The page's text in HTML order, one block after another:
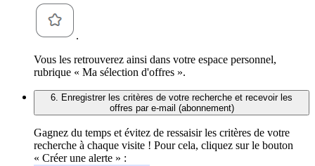
.
Vous les retrouverez ainsi dans votre espace personnel,
rubrique « Ma sélection d'offres ».
6. Enregistrer les critères de votre recherche et recevoir les
offres par e-mail (abonnement)
Gagnez du temps et évitez de ressaisir les critères de votre
recherche à chaque visite ! Pour cela, cliquez sur le bouton
« Créer une alerte » :